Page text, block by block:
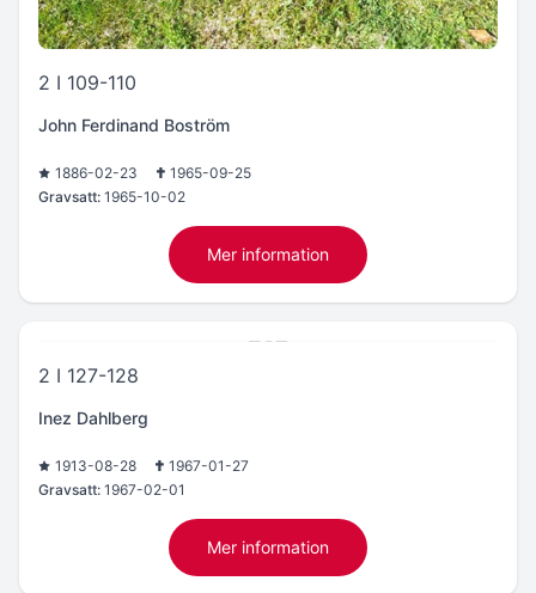
2 I 109-110
John Ferdinand Boström
1886-02-23
1965-09-25
Gravsatt: 1965-10-02
Mer information
2 I 127-128
Inez Dahlberg
1913-08-28
1967-01-27
Gravsatt: 1967-02-01
Mer information